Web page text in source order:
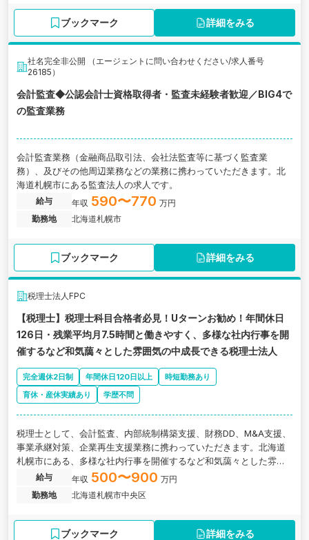
ブックマーク 詳細をみる
社名完全非公開 （エージェントに問い合わせください/求人番号
26185）
会計監査◆公認会計士資格取得者・監査未経験者歓迎／BIG4で
の監査業務
会計監査業務（金融商品取引法、会社法監査等に基づく監査業
務）、及びその他周辺業務などの業務に携わっていただきます。北
海道札幌市にある監査法人の求人です。
給与 年収 590〜770 万円
勤務地
北海道札幌市
ブックマーク 詳細をみる
税理士法人FPC
【税理士】税理士科目合格者必見！Uターンお勧め！年間休日
126日・残業平均月7.5時間と働きやすく、多様な社内行事を開
催するなど和気藹々とした雰囲気の中成長できる税理士法人
完全週休2日制 年間休日120日以上
時短勤務あり
育休・産休実績あり
学歴不問
税理士として、会計監査、内部統制構築支援、財務DD、M&A支援、
事業承継対策、企業再生支援業務に携わっていただきます。北海道
札幌市にある、多様な社内行事を開催するなど和気藹々とした雰囲
気の中成長できる税理士法人の求人です。
給与 年収 500〜900 万円
勤務地
北海道札幌市中央区
ブックマーク 詳細をみる